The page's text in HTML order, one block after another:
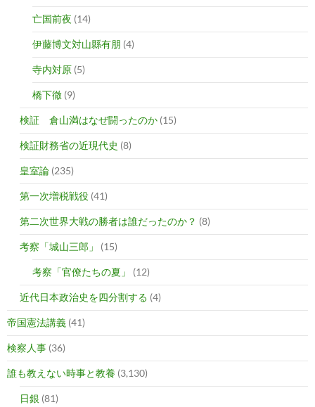
亡国前夜 (14)
伊藤博文対山縣有朋 (4)
寺内対原 (5)
橋下徹 (9)
検証 倉山満はなぜ闘ったのか (15)
検証財務省の近現代史 (8)
皇室論 (235)
第一次増税戦役 (41)
第二次世界大戦の勝者は誰だったのか？ (8)
考察「城山三郎」 (15)
考察「官僚たちの夏」 (12)
近代日本政治史を四分割する (4)
帝国憲法講義 (41)
検察人事 (36)
誰も教えない時事と教養 (3,130)
日銀 (81)